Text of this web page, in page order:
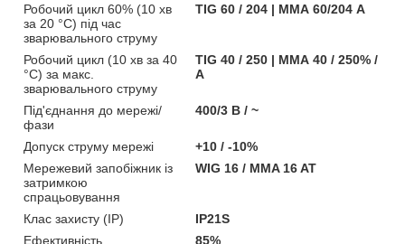
Робочий цикл 60% (10 хв
за 20 °C) під час
зварювального струму
TIG 60 / 204 | ММА 60/204 А
Робочий цикл (10 хв за 40
°C) за макс.
зварювального струму
TIG 40 / 250 | ММА 40 / 250% /
А
Під'єднання до мережі/
фази
400/3 В / ~
Допуск струму мережі
+10 / -10%
Мережевий запобіжник із
затримкою
спрацьовування
WIG 16 / MMA 16 AT
Клас захисту (IP)
IP21S
Ефективність
85%